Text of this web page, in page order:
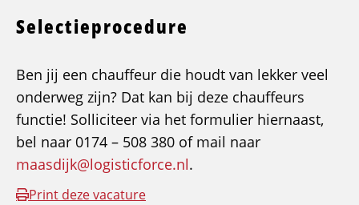
Selectieprocedure
Ben jij een chauffeur die houdt van lekker veel
onderweg zijn? Dat kan bij deze chauffeurs
functie! Solliciteer via het formulier hiernaast,
bel naar 0174 – 508 380 of mail naar
maasdijk@logisticforce.nl.
Print deze vacature